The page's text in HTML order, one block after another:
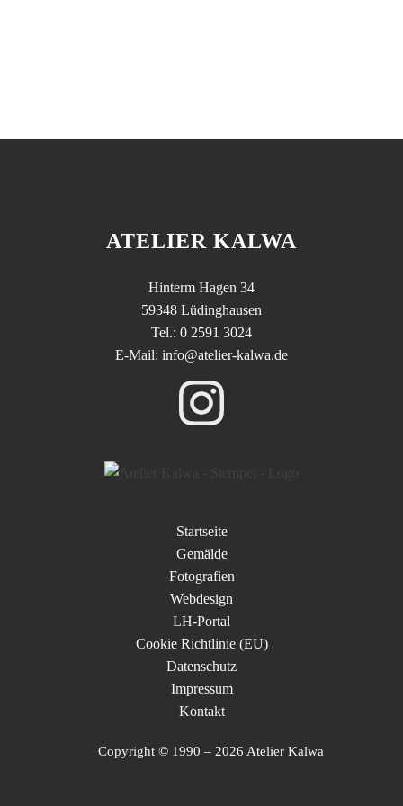
ATELIER KALWA
Hinterm Hagen 34
59348 Lüdinghausen
Tel.: 0 2591 3024
E-Mail: info@atelier-kalwa.de
Startseite
Gemälde
Fotografien
Webdesign
LH-Portal
Cookie Richtlinie (EU)
Datenschutz
Impressum
Kontakt
Copyright © 1990 – 2026 Atelier Kalwa